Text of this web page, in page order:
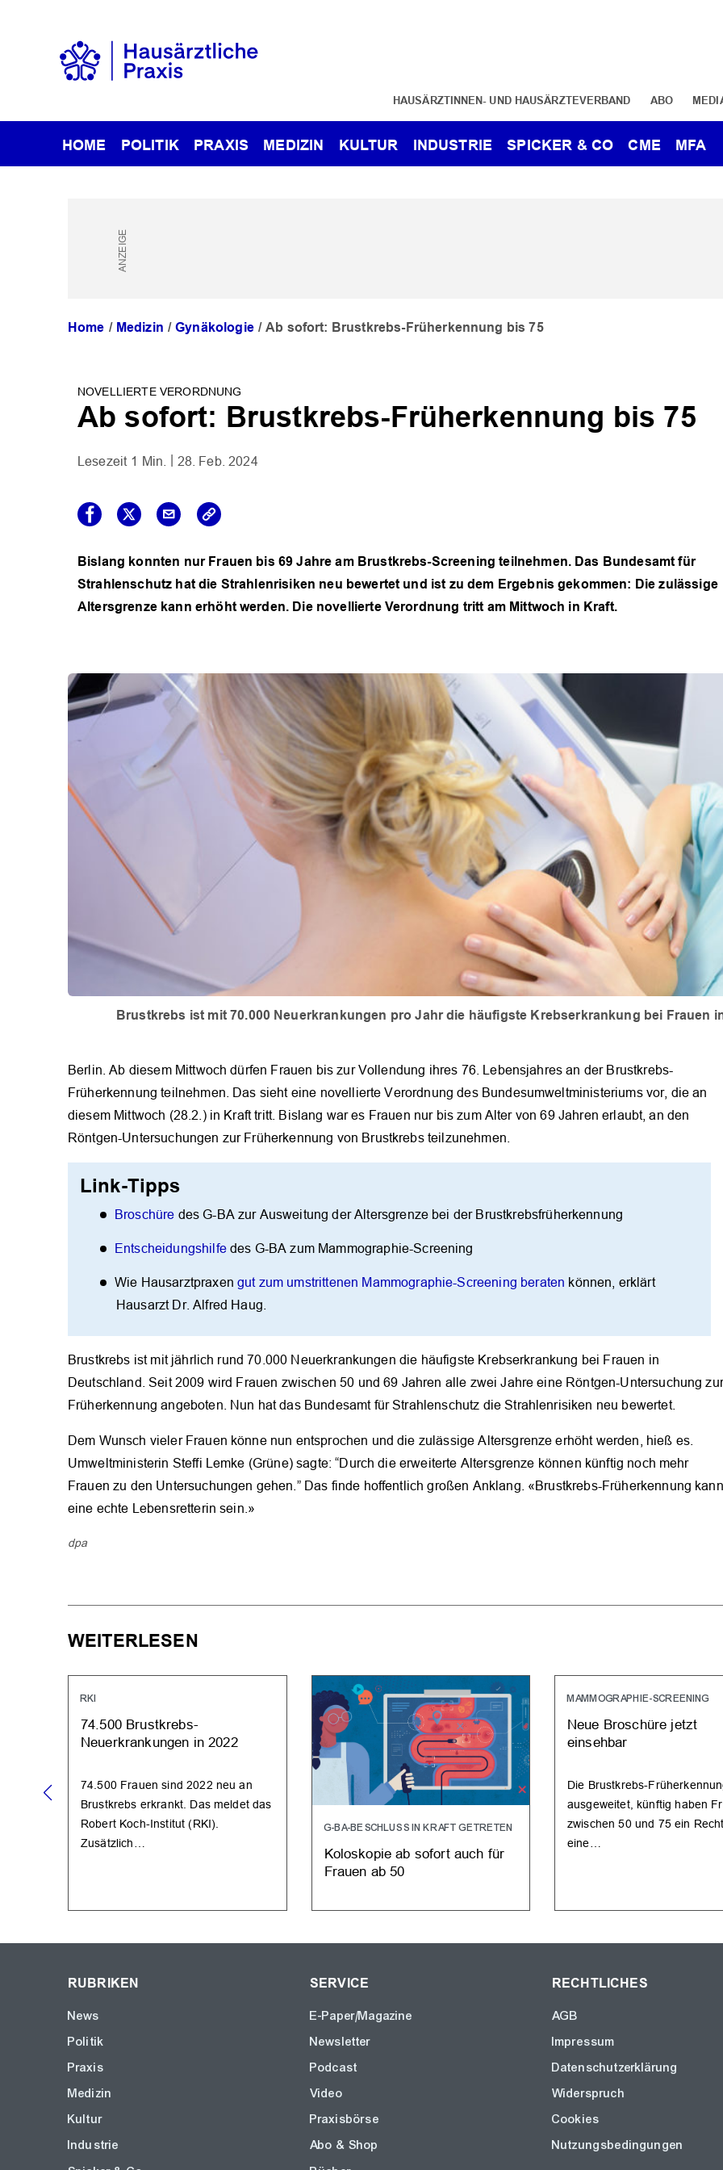
HAUSÄRZTINNEN- UND HAUSÄRZTEVERBAND ABO
HOME POLITIK PRAXIS MEDIZIN KULTUR INDUSTRIE SPICKER & CO CME MFA
Home Medizin Gynäkologie Ab sofort: Brustkrebs-Früherkennung bis 75
NOVELLIERTE VERORDNUNG
Ab sofort: Brustkrebs-Früherkennung bis 75
1 Min. 28. Feb. 2024
Bislang konnten nur Frauen bis 69 Jahre am Brustkrebs-Screening teilnehmen. Das Bundesamt für
Strahlenschutz hat die Strahlenrisiken neu bewertet und ist zu dem Ergebnis gekommen: Die zulässige
Altersgrenze kann erhöht werden. Die novellierte Verordnung tritt am Mittwoch in Kraft.
Brustkrebs ist mit 70.000 Neuerkrankungen pro Jahr die häufigste Krebserkrankung bei Frauen
Berlin. Ab diesem Mittwoch dürfen Frauen bis zur Vollendung ihres 76. Lebensjahres an der Brustkrebs-
Früherkennung teilnehmen. Das sieht eine novellierte Verordnung des Bundesumweltministeriums vor, die an
diesem Mittwoch (28.2.) in Kraft tritt. Bislang war es Frauen nur bis zum Alter von 69 Jahren erlaubt, an den
Röntgen-Untersuchungen zur Früherkennung von Brustkrebs teilzunehmen.
Link-Tipps
Broschüre des G-BA zur Ausweitung der Altersgrenze bei der Brustkrebsfrüherkennung
Entscheidungshilfedes G-BA zum Mammographie-Screening
Wie Hausarztpraxengut zum umstrittenen Mammographie-Screening beraten können, erklärt
Hausarzt Dr. Alfred Haug.
Brustkrebs ist mit jährlich rund 70.000 Neuerkrankungen die häufigste Krebserkrankung bei Frauen in
Deutschland. Seit 2009 wird Frauen zwischen 50 und 69 Jahren alle zwei Jahre eine Röntgen-Untersuchung zur
Früherkennung angeboten. Nun hat das Bundesamt für Strahlenschutz die Strahlenrisiken neu bewertet.
Dem Wunsch vieler Frauen könne nun entsprochen und die zulässige Altersgrenze erhöht werden, hieß es.
Umweltministerin Steffi Lemke (Grüne) sagte: “Durch die erweiterte Altersgrenze können künftig noch mehr
Frauen zu den Untersuchungen gehen.” Das finde hoffentlich großen Anklang. «Brustkrebs-Früherkennung kann
eine echte Lebensretterin sein.»
dpa
WEITERLESEN
RKI
74.500 Brustkrebs-
Neuerkrankungen in 2022
74.500 Frauen sind 2022 neu an
Brustkrebs erkrankt. Das meldet das
Robert Koch-Institut (RKI).
Zusätzlich…
G-BA-BESCHLUSS IN KRAFT GETRETEN
Koloskopie ab sofort auch für
Frauen ab 50
MAMMOGRAPHIE-SCREENING
Neue Broschüre jetzt
einsehbar
Die Brustkrebs-
ausgeweitet, künftig haben
zwischen 50 und 75 ein
eine…
RUBRIKEN
News
Politik
Praxis
Medizin
Kultur
Industrie
SERVICE
E-Paper/Magazine
Newsletter
Podcast
Video
Praxisbörse
Abo & Shop
RECHTLICHES
AGB
Impressum
Datenschutzerklärung
Widerspruch
Cookies
Nutzungsbedingungen